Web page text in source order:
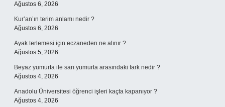
Ağustos 6, 2026
Kur’an’ın terim anlamı nedir ?
Ağustos 6, 2026
Ayak terlemesi için eczaneden ne alınır ?
Ağustos 5, 2026
Beyaz yumurta ile sarı yumurta arasındaki fark nedir ?
Ağustos 4, 2026
Anadolu Üniversitesi öğrenci işleri kaçta kapanıyor ?
Ağustos 4, 2026